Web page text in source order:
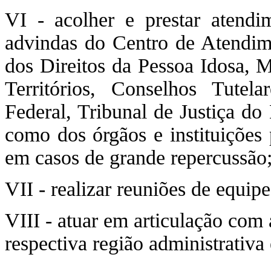
VI - acolher e prestar
advindas do Centro de
dos Direitos da Pessoa Idosa,
Territórios, Conselhos
Federal, Tribunal de Justiça
como dos órgãos e
em casos de grande
VII - realizar reuniões de
VIII - atuar em articulação com
respectiva região administrativa